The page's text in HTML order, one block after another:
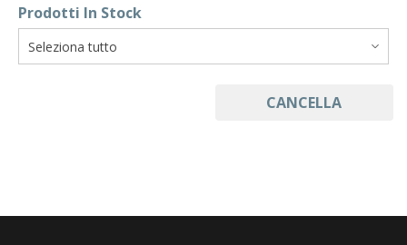
Prodotti In Stock
CANCELLA